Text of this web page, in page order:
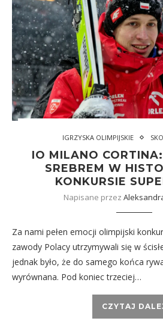
IGRZYSKA OLIMPIJSKIE
IO MILANO
SREBREM W
KONKURSIE
Napisane przez
Za nami pełen emocji olimpijski
zawody Polacy utrzymywali się w
jednak było, że do samego końca
wyrównana. Pod koniec trzeciej…
CZYTAJ